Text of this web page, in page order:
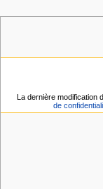
La dernière modification
de